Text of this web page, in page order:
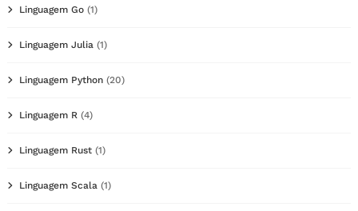
Linguagem Go (1)
Linguagem Julia (1)
Linguagem Python (20)
Linguagem R (4)
Linguagem Rust (1)
Linguagem Scala (1)